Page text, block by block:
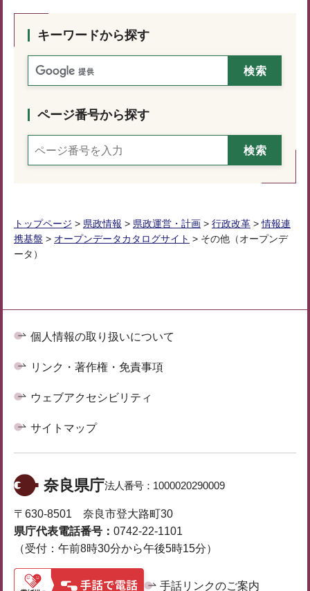
キーワードから探す
ページ番号から探す
トップページ > 県政情報 > 県政運営・計画 > 行政改革 >情報連
携基盤 > オープンデータカタログサイト > その他（オープンデ
ータ）
個人情報の取り扱いについて
リンク・著作権・免責事項
ウェブアクセシビリティ
サイトマップ
奈良県庁法人番号： 1000020290009
〒630-8501 奈良市登大路町30
県庁代表電話番号： 0742-22-1101
（受付：午前8時30分から午後5時15分）
手話リンクのご案内